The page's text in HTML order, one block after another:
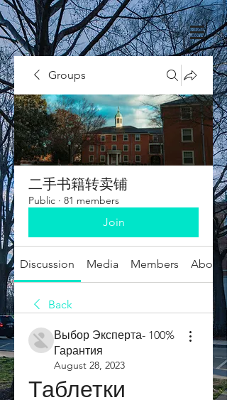
Groups
二手书籍转卖铺
Public · 81 members
Join
Discussion Media Members About
Back
Выбор Эксперта- 100%
Гарантия
August 28, 2023
Таблетки